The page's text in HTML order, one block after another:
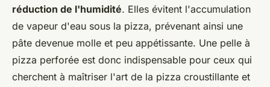
réduction de l'humidité. Elles évitent l'accumulation
de vapeur d'eau sous la pizza, prévenant ainsi une
pâte devenue molle et peu appétissante. Une pelle à
pizza perforée est donc indispensable pour ceux qui
cherchent à maîtriser l'art de la pizza croustillante et